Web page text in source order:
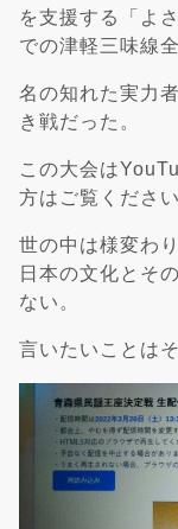
を支援する「よ
での津軽三味線
名の知れた実力
き戦だった。
この大会は
方はご覧ください
世の中は様変わ
日本の文化とそ
ない。
言いたいことはそ